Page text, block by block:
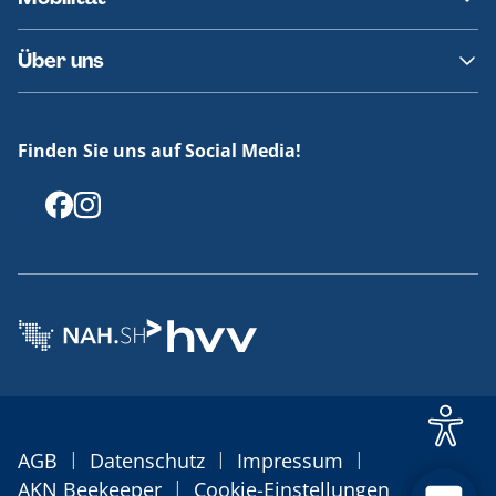
Fundsachen
Häufige Fragen
Barrierefreies Reisen
Erklärung Barrierefreiheit
Über uns
Offenlegungen
Finden Sie uns auf Social Media!
AGB | Datenschutz | Impressum |
AKN Beekeeper | Cookie-Einstellungen